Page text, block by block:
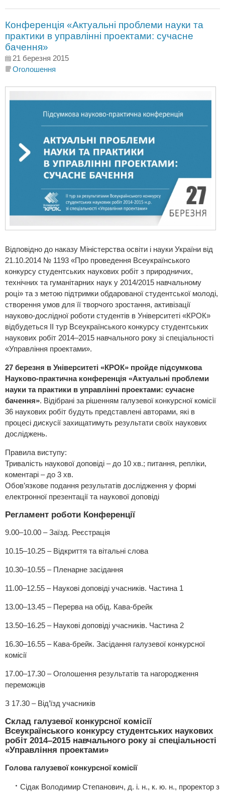
Конференція «Актуальні проблеми науки та
практики в управлінні проектами: cучасне
бачення»
21 березня 2015
Оголошення
Відповідно до наказу Міністерства освіти і науки України від
21.10.2014 № 1193 «Про проведення Всеукраїнського
конкурсу студентських наукових робіт з природничих,
технічних та гуманітарних наук у 2014/2015 навчальному
році» та з метою підтримки обдарованої студентської молоді,
створення умов для її творчого зростання, активізації
науково-дослідної роботи студентів в Університеті «КРОК»
відбудеться ІІ тур Всеукраїнського конкурсу студентських
наукових робіт 2014–2015 навчального року зі спеціальності
«Управління проектами».
27 березня в Університеті «КРОК» пройде підсумкова
Науково-практична конференція «Актуальні проблеми
науки та практики в управлінні проектами: cучасне
бачення». Відібрані за рішенням галузевої конкурсної комісії
36 наукових робіт будуть представлені авторами, які в
процесі дискусії захищатимуть результати своїх наукових
досліджень.
Правила виступу:
Тривалість наукової доповіді – до 10 хв.; питання, репліки,
коментарі – до 3 хв.
Обов’язкове подання результатів дослідження у формі
електронної презентації та наукової доповіді
Регламент роботи Конференції
9.00–10.00 – Заїзд. Реєстрація
10.15–10.25 – Відкриття та вітальні слова
10.30–10.55 – Пленарне засідання
11.00–12.55 – Наукові доповіді учасників. Частина 1
13.00–13.45 – Перерва на обід. Кава-брейк
13.50–16.25 – Наукові доповіді учасників. Частина 2
16.30–16.55 – Кава-брейк. Засідання галузевої конкурсної
комісії
17.00–17.30 – Оголошення результатів та нагородження
переможців
З 17.30 – Від’їзд учасників
Склад галузевої конкурсної комісії
Всеукраїнського конкурсу студентських наукових
робіт 2014–2015 навчального року зі спеціальності
«Управління проектами»
Голова галузевої конкурсної комісії
Сідак Володимир Степанович, д. і. н., к. ю. н., проректор з